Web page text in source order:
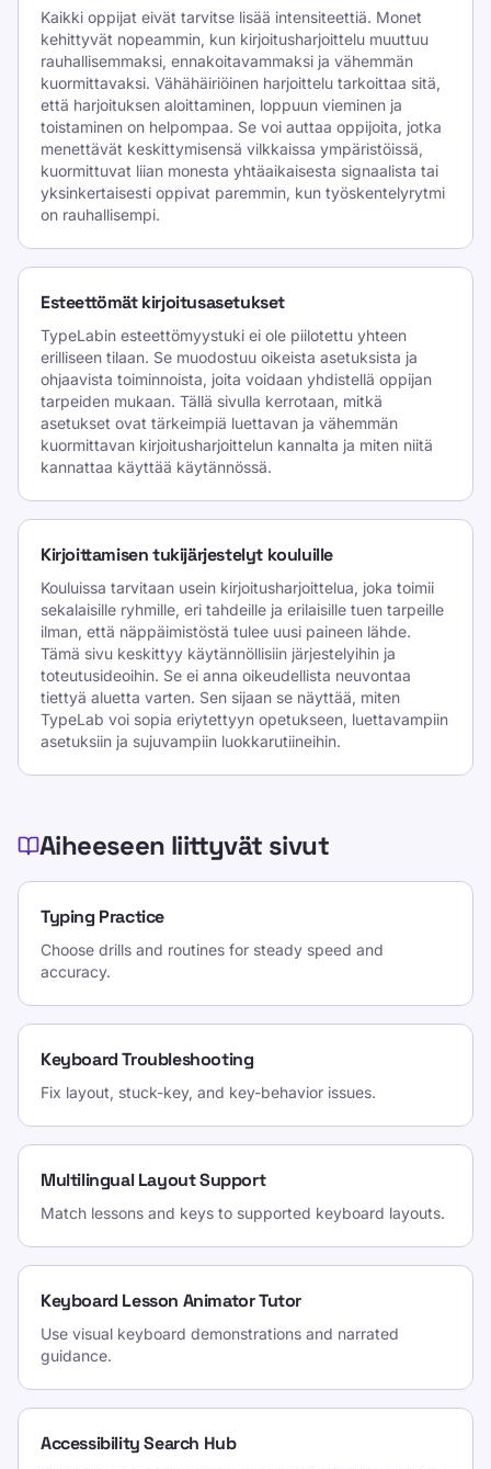
Kaikki oppijat eivät tarvitse lisää intensiteettiä. Monet
kehittyvät nopeammin, kun kirjoitusharjoittelu muuttuu
rauhallisemmaksi, ennakoitavammaksi ja vähemmän
kuormittavaksi. Vähähäiriöinen harjoittelu tarkoittaa sitä,
että harjoituksen aloittaminen, loppuun vieminen ja
toistaminen on helpompaa. Se voi auttaa oppijoita, jotka
menettävät keskittymisensä vilkkaissa ympäristöissä,
kuormittuvat liian monesta yhtäaikaisesta signaalista tai
yksinkertaisesti oppivat paremmin, kun työskentelyrytmi
on rauhallisempi.
Esteettömät kirjoitusasetukset
TypeLabin esteettömyystuki ei ole piilotettu yhteen
erilliseen tilaan. Se muodostuu oikeista asetuksista ja
ohjaavista toiminnoista, joita voidaan yhdistellä oppijan
tarpeiden mukaan. Tällä sivulla kerrotaan, mitkä
asetukset ovat tärkeimpiä luettavan ja vähemmän
kuormittavan kirjoitusharjoittelun kannalta ja miten niitä
kannattaa käyttää käytännössä.
Kirjoittamisen tukijärjestelyt kouluille
Kouluissa tarvitaan usein kirjoitusharjoittelua, joka toimii
sekalaisille ryhmille, eri tahdeille ja erilaisille tuen tarpeille
ilman, että näppäimistöstä tulee uusi paineen lähde.
Tämä sivu keskittyy käytännöllisiin järjestelyihin ja
toteutusideoihin. Se ei anna oikeudellista neuvontaa
tiettyä aluetta varten. Sen sijaan se näyttää, miten
TypeLab voi sopia eriytettyyn opetukseen, luettavampiin
asetuksiin ja sujuvampiin luokkarutiineihin.
Aiheeseen liittyvät sivut
Typing Practice
Choose drills and routines for steady speed and
accuracy.
Keyboard Troubleshooting
Fix layout, stuck-key, and key-behavior issues.
Multilingual Layout Support
Match lessons and keys to supported keyboard layouts.
Keyboard Lesson Animator Tutor
Use visual keyboard demonstrations and narrated
guidance.
Accessibility Search Hub